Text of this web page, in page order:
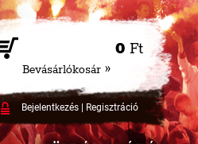
0 Ft
Bevásárlókosár »
Bejelentkezés| Regisztráció